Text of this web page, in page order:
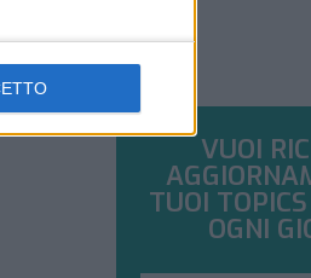
VUOI
TUOI
OGNI